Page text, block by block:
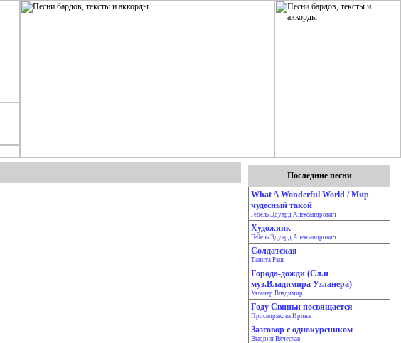
Последние песни
What A Wonderful World / Мир
чудесный такой
Гебель Эдуард Александрович
Художник
Гебель Эдуард Александрович
Солдатская
Танита Раш
Города-дожди (Сл.и
муз.Владимира Узланера)
Узланер Владимир
Году Свиньи посвящается
Просвирякова Ирина
Зазговор с однокурсником
Выдрин Вячеслав